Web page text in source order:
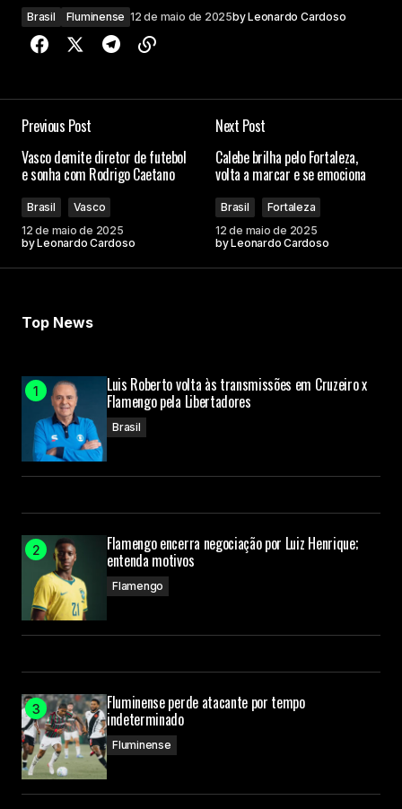
Brasil Fluminense 12 de maio de 2025byLeonardo Cardoso
Previous Post
Vasco demite diretor de futebol
e sonha com Rodrigo Caetano
Brasil
Vasco
12 de maio de 2025
byLeonardo Cardoso
Next Post
Calebe brilha pelo Fortaleza,
volta a marcar e se emociona
Brasil
Fortaleza
12 de maio de 2025
byLeonardo Cardoso
Top News
Luis Roberto volta às transmissões em Cruzeiro x
Flamengo pela Libertadores
Brasil
Flamengo encerra negociação por Luiz Henrique;
entenda motivos
Flamengo
Fluminense perde atacante por tempo
indeterminado
Fluminense